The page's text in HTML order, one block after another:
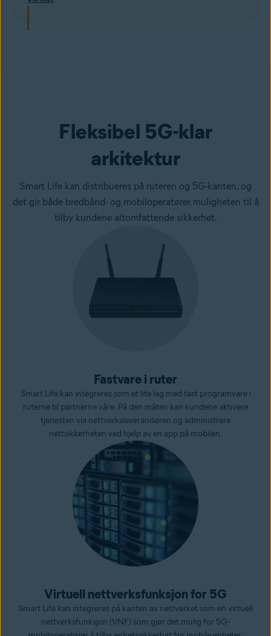
sikkerhetsløsningene må ta høyde for skalerbarhet, effektivitet og
Fleksibel 5G-klar
arkitektur
Smart Life kan distribueres på ruteren og 5G-kanten, og
det gir både bredbånd- og mobiloperatører muligheten til å
tilby kundene altomfattende sikkerhet.
Fastvare i ruter
Smart Life kan integreres som et lite lag med fast programvare i
ruterne til partnerne våre. På den måten kan kundene aktivere
tjenesten via nettverksleverandøren og administrere
nettsikkerheten ved hjelp av en app på mobilen.
Virtuell nettverksfunksjon for 5G
Smart Life kan integreres på kanten av nettverket som en virtuell
nettverksfunksjon (VNF) som gjør det mulig for 5G-